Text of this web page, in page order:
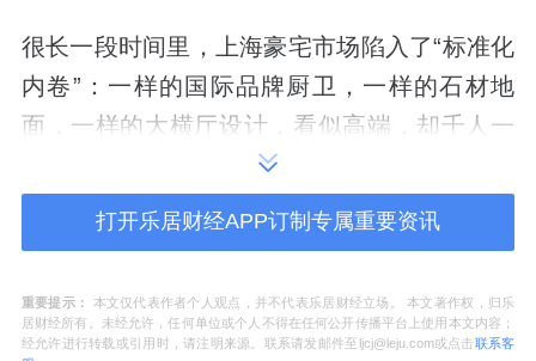
很长一段时间里，上海豪宅市场陷入了“标准化
内卷”：一样的国际品牌厨卫，一样的石材地
面，一样的大横厅设计，看似高端，却千人一
面，无法匹配不同家庭的生活习惯，更无法承
载高净值人群的个性化审美与功能需求。
走向定制化”开始的，它没有把客户当作“统一
需求的群体”，而是还原成一个个有独特生活方
打开乐居财经APP订制专属重要资讯
重要提示：
本文仅代表作者个人观点，并不代表乐居财经立场。 本文著作权，归乐
居财经所有。未经允许，任何单位或个人不得在任何公开传播平台上使用本文内容；
经允许进行转载或引用时，请注明来源。联系请发邮件至ljcj@leju.com或点击联系客